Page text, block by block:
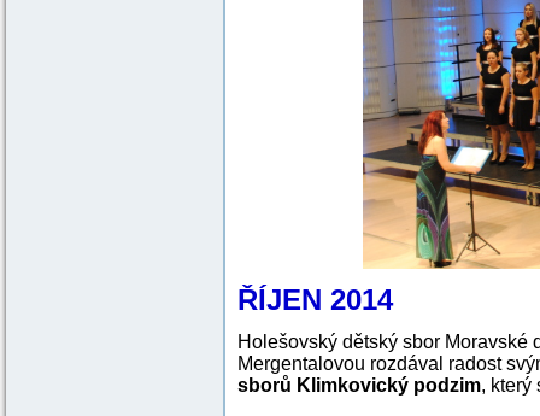
ŘÍJEN 2014
Holešovský dětský sbor Moravské
Mergentalovou rozdával radost
sborů Klimkovický podzim, který